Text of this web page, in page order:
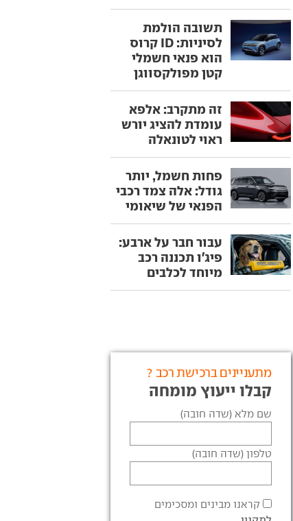
תשובה הולמת
לסיניות: ID קרוס
הוא פנאי חשמלי
קטן מפולקסווגן
זה מתקרב: אלפא
עומדת להציג יורש
ראוי לטונאלה
פחות חשמל, יותר
גודל: אלה צמד רכבי
הפנאי של שיאומי
עבור חבר על ארבע:
פיג'ו תכננה רכב
מיוחד לכלבים
מתעניינים ברכישת רכב ?
קבלו ייעוץ מומחה
שם מלא (שדה חובה)
טלפון (שדה חובה)
קראנו מבינים ומסכימים